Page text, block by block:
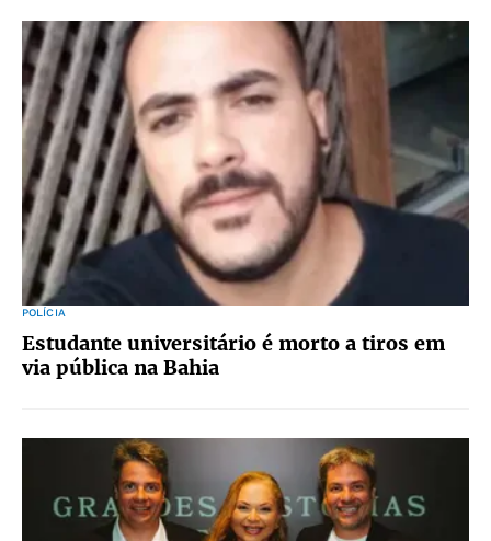
POLÍCIA
Estudante universitário é morto a tiros em
via pública na Bahia